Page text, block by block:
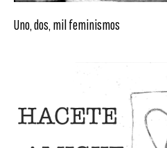
Uno, dos, mil feminismos